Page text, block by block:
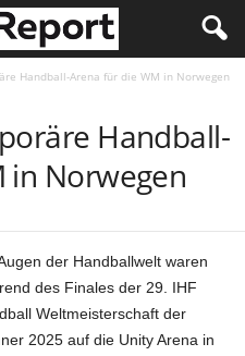
Handball-Arena für die WM in Norwegen
Handball-
in Norwegen
der Handballwelt waren
des Finales der 29. IHF
Weltmeisterschaft der
2025 auf die Unity Arena in